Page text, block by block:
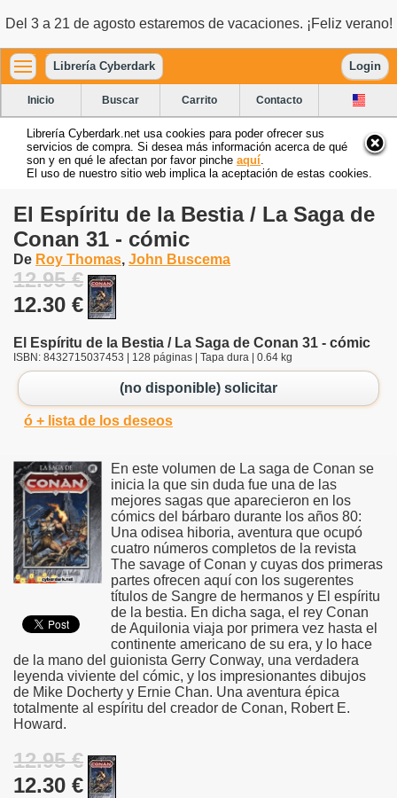
Del 3 a 21 de agosto estaremos de vacaciones. ¡Feliz verano!
Librería Cyberdark Login
Inicio Buscar Carrito Contacto
Librería Cyberdark.net usa cookies para poder ofrecer sus
servicios de compra. Si desea más información acerca de qué
son y en qué le afectan por favor pinche aquí
El uso de nuestro sitio web implica la aceptación de estas cookies.
El Espíritu de la Bestia / La Saga de
Conan 31 - cómic
De Roy Thomas, John Buscema
12.95 €
12.30 €
El Espíritu de la Bestia / La Saga de Conan 31 - cómic
ISBN: 8432715037453 | 128 páginas | Tapa dura | 0.64 kg
(no disponible) solicitar
ó + lista de los deseos
En este volumen de La saga de Conan se
inicia la que sin duda fue una de las
mejores sagas que aparecieron en los
cómics del bárbaro durante los años 80:
Una odisea hiboria, aventura que ocupó
cuatro números completos de la revista
The savage of Conan y cuyas dos primeras
partes ofrecen aquí con los sugerentes
títulos de Sangre de hermanos y El espíritu
de la bestia. En dicha saga, el rey Conan
de Aquilonia viaja por primera vez hasta el
continente americano de su era, y lo hace
de la mano del guionista Gerry Conway, una verdadera
leyenda viviente del cómic, y los impresionantes dibujos
de Mike Docherty y Ernie Chan. Una aventura épica
totalmente al espíritu del creador de Conan, Robert E.
Howard.
12.95 €
12.30 €